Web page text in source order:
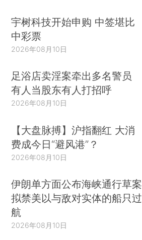
宇树科技开始申购 中签堪比
中彩票
2026年08月10日
足浴店卖淫案牵出多名警员
有人当股东有人打招呼
2026年08月10日
【大盘脉搏】沪指翻红 大消
费成今日“避风港”？
2026年08月10日
伊朗单方面公布海峡通行草案
拟禁美以与敌对实体的船只过
航
2026年08月10日